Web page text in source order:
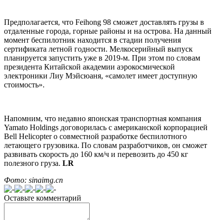
Предполагается, что Feihong 98 сможет доставлять грузы в
отдаленные города, горные районы и на острова. На данный
момент беспилотник находится в стадии получения
сертификата летной годности. Мелкосерийный выпуск
планируется запустить уже в 2019-м. При этом по словам
президента Китайской академии аэрокосмической
электроники Лиу Мэйсюаня, «самолет имеет доступную
стоимость».
Напомним, что недавно японская транспортная компания
Yamato Holdings договорилась с американской корпорацией
Bell Helicopter о совместной разработке беспилотного
летающего грузовика. По словам разработчиков, он сможет
развивать скорость до 160 км/ч и перевозить до 450 кг
полезного груза. LR
Фото: sinaimg.cn
Оставьте комментарий